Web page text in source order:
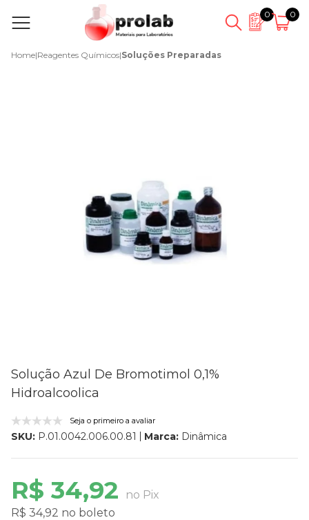
0 0
Home|Reagentes Químicos|Soluções Preparadas
Solução Azul De Bromotimol 0,1%
Hidroalcoolica
Seja o primeiro a avaliar
SKU: P.01.0042.006.00.81 Marca: Dinâmica
R$ 34,92
no Pix
R$ 34,92 no boleto